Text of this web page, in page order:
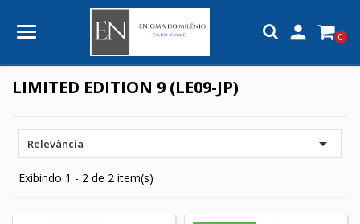
 0
LIMITED EDITION 9 (LE09-JP)
Relevância 
Exibindo 1 - 2 de 2 item(s)